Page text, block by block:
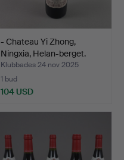
- Chateau Yi Zhong,
Ningxia, Helan-berget.
Klubbades 24 nov 2025
1 bud
104 USD